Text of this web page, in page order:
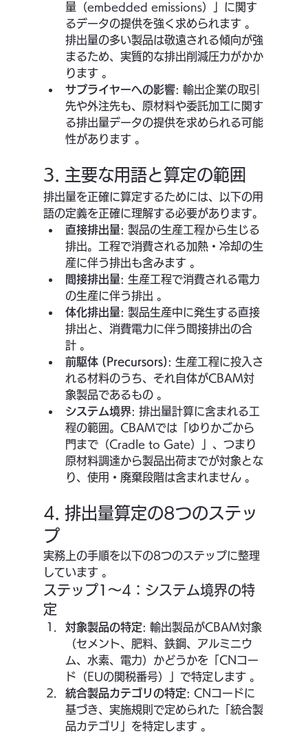
量（embedded emissions）」に関す
るデータの提供を強く求められます 。
排出量の多い製品は敬遠される傾向が強
まるため、実質的な排出削減圧力がかか
ります 。
サプライヤーへの影響: 輸出企業の取引
先や外注先も、原材料や委託加工に関す
る排出量データの提供を求められる可能
性があります 。
3. 主要な用語と算定の範囲
排出量を正確に算定するためには、以下の用
語の定義を正確に理解する必要があります。
直接排出量: 製品の生産工程から生じる
排出。工程で消費される加熱・冷却の生
産に伴う排出も含みます 。
間接排出量: 生産工程で消費される電力
の生産に伴う排出 。
体化排出量: 製品生産中に発生する直接
排出と、消費電力に伴う間接排出の合
計 。
前駆体 (Precursors): 生産工程に投入さ
れる材料のうち、それ自体がCBAM対
象製品であるもの 。
システム境界: 排出量計算に含まれる工
程の範囲。CBAMでは「ゆりかごから
門まで（Cradle to Gate）」、つまり
原材料調達から製品出荷までが対象とな
り、使用・廃棄段階は含まれません 。
4. 排出量算定の8つのステッ
プ
実務上の手順を以下の8つのステップに整理
しています 。
ステップ1〜4：システム境界の特
定
対象製品の特定: 輸出製品がCBAM対象
（セメント、肥料、鉄鋼、アルミニウ
ム、水素、電力）かどうかを「CNコー
ド（EUの関税番号）」で特定します 。
統合製品カテゴリの特定: CNコードに
基づき、実施規則で定められた「統合製
品カテゴリ」を特定します 。